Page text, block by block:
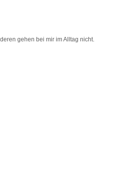
gehen bei mir im Alltag nicht.